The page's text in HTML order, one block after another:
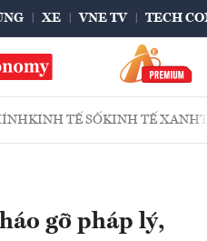
XE VNE TV TECH
KINH TẾ SỐKINH TẾ XANH
gỡ pháp lý,